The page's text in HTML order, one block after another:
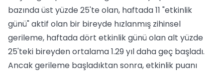
bazında üst yüzde 25'te olan, haftada 11 "etkinlik
günü" aktif olan bir bireyde hızlanmış zihinsel
gerileme, haftada dört etkinlik günü olan alt yüzde
25'teki bireyden ortalama 1.29 yıl daha geç başladı.
Ancak gerileme başladıktan sonra, etkinlik puanı